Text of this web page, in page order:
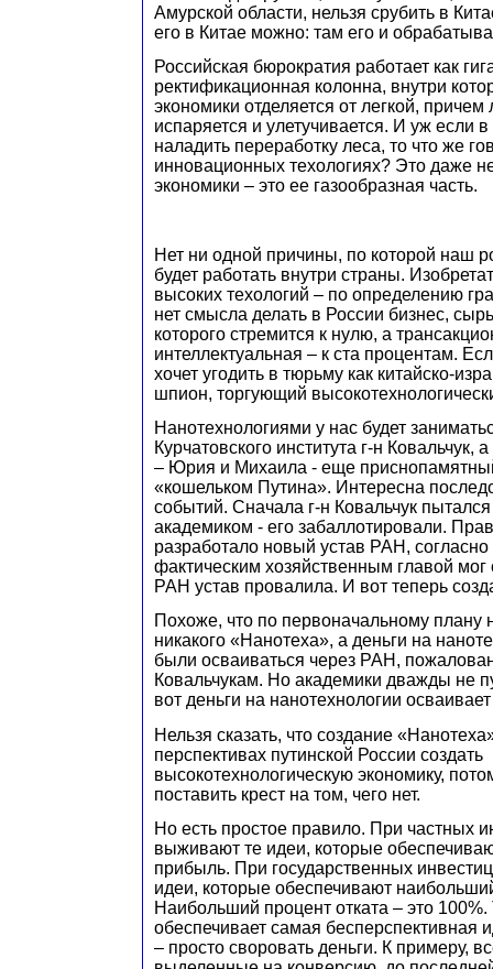
Амурской области, нельзя срубить в
его в Китае можно: там его и
Российская бюрократия работает как
ректификационная колонна, внутри
экономики отделяется от легкой, причем
испаряется и улетучивается. И уж если в
наладить переработку леса, то что же
инновационных техологиях? Это даже
экономики – это ее газообразная часть.
Нет ни одной причины, по которой наш
будет работать внутри страны.
высоких техологий – по определению
нет смысла делать в России бизнес,
которого стремится к нулю, а
интеллектуальная – к ста процентам.
хочет угодить в тюрьму как китайско-
шпион, торгующий
Нанотехнологиями у нас будет
Курчатовского института г-н Ковальчук,
– Юрия и Михаила - еще
«кошельком Путина». Интересна
событий. Сначала г-н Ковальчук пытался
академиком - его забаллотировали.
разработало новый устав РАН, согласно
фактическим хозяйственным главой мог
РАН устав провалила. И вот теперь
Похоже, что по первоначальному
никакого «Нанотеха», а деньги на
были осваиваться через РАН,
Ковальчукам. Но академики дважды не
вот деньги на нанотехнологии
Нельзя сказать, что создание
перспективах путинской России создать
высокотехнологическую экономику,
поставить крест на том, чего нет.
Но есть простое правило. При частных
выживают те идеи, которые
прибыль. При государственных
идеи, которые обеспечивают
Наибольший процент отката – это 100%.
обеспечивает самая бесперспективная
– просто своровать деньги. К примеру,